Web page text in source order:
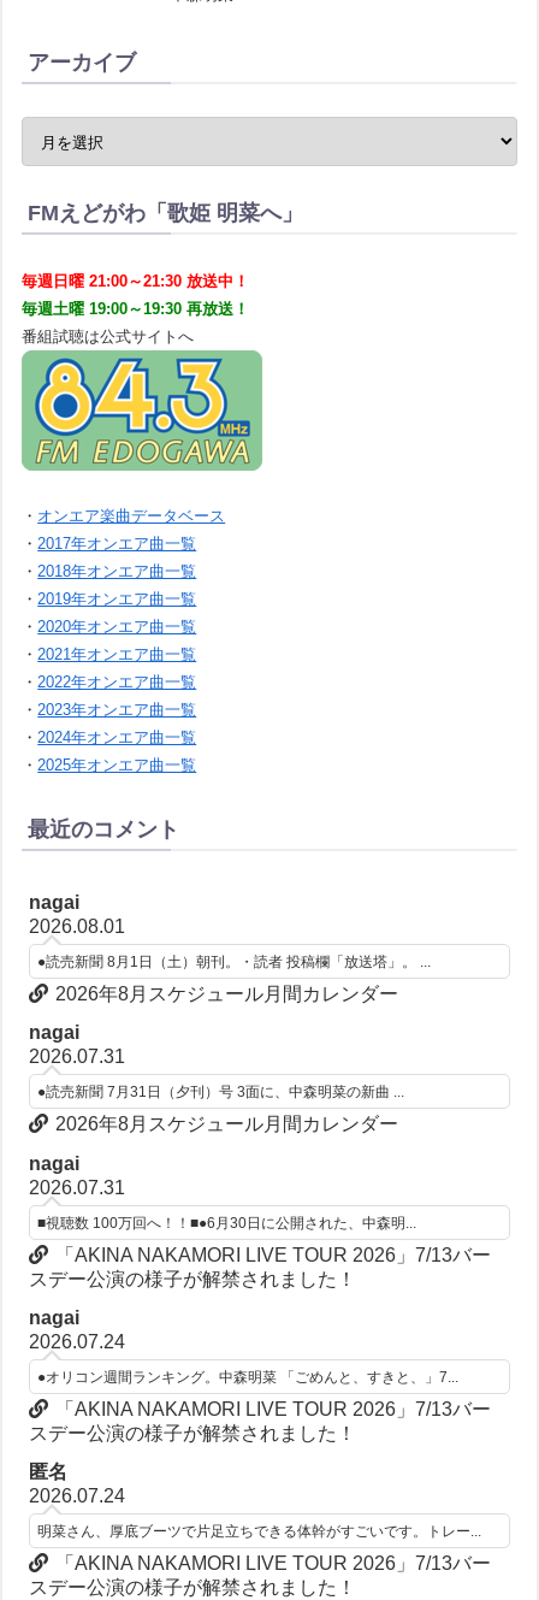
アーカイブ
FMえどがわ「歌姫 明菜へ」
毎週日曜 21:00～21:30 放送中！
毎週土曜 19:00～19:30 再放送！
番組試聴は公式サイトへ
・ オンエア楽曲データベース
・ 2017年オンエア曲一覧
・ 2018年オンエア曲一覧
・ 2019年オンエア曲一覧
・ 2020年オンエア曲一覧
・ 2021年オンエア曲一覧
・ 2022年オンエア曲一覧
・ 2023年オンエア曲一覧
・ 2024年オンエア曲一覧
・ 2025年オンエア曲一覧
最近のコメント
nagai
2026.08.01
●読売新聞 8月1日（土）朝刊。・読者 投稿欄「放送塔」。 ...
2026年8月スケジュール月間カレンダー
nagai
2026.07.31
●読売新聞 7月31日（夕刊）号 3面に、中森明菜の新曲 ...
2026年8月スケジュール月間カレンダー
nagai
2026.07.31
■視聴数 100万回へ！！■●6月30日に公開された、中森明...
「AKINA NAKAMORI LIVE TOUR 2026」7/13バー
スデー公演の様子が解禁されました！
nagai
2026.07.24
●オリコン週間ランキング。中森明菜 「ごめんと、すきと、」7...
「AKINA NAKAMORI LIVE TOUR 2026」7/13バー
スデー公演の様子が解禁されました！
匿名
2026.07.24
明菜さん、厚底ブーツで片足立ちできる体幹がすごいです。トレー...
「AKINA NAKAMORI LIVE TOUR 2026」7/13バー
スデー公演の様子が解禁されました！